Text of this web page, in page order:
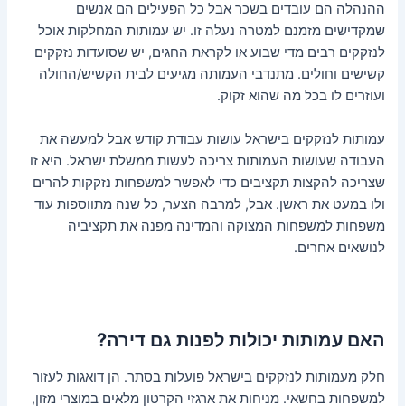
ההנהלה הם עובדים בשכר אבל כל הפעילים הם אנשים
שמקדישים מזמנם למטרה נעלה זו. יש עמותות המחלקות אוכל
לנזקקים רבים מדי שבוע או לקראת החגים, יש שסועדות נזקקים
קשישים וחולים. מתנדבי העמותה מגיעים לבית הקשיש/החולה
ועוזרים לו בכל מה שהוא זקוק.
עמותות לנזקקים בישראל עושות עבודת קודש אבל למעשה את
העבודה שעושות העמותות צריכה לעשות ממשלת ישראל. היא זו
שצריכה להקצות תקציבים כדי לאפשר למשפחות נזקקות להרים
ולו במעט את ראשן. אבל, למרבה הצער, כל שנה מתווספות עוד
משפחות למשפחות המצוקה והמדינה מפנה את תקציביה
לנושאים אחרים.
האם עמותות יכולות לפנות גם דירה?
חלק מעמותות לנזקקים בישראל פועלות בסתר. הן דואגות לעזור
למשפחות בחשאי. מניחות את ארגזי הקרטון מלאים במוצרי מזון,